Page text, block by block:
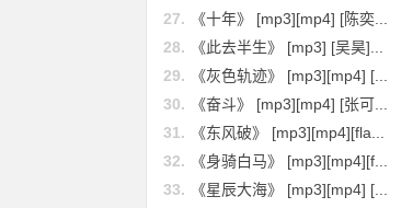
27.
《十年》 [mp3][mp4] [陈奕...
28.
《此去半生》 [mp3] [吴昊]...
29.
《灰色轨迹》 [mp3][mp4] [...
30.
《奋斗》 [mp3][mp4] [张可...
31.
《东风破》 [mp3][mp4][fla...
32.
《身骑白马》 [mp3][mp4][f...
33. 《星辰大海》 [mp3][mp4] [...